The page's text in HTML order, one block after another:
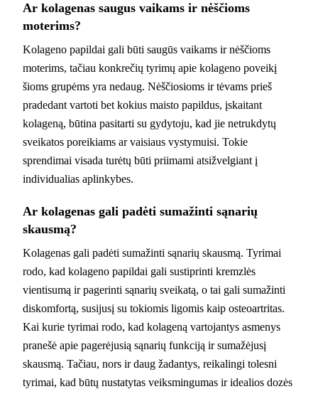
Ar kolagenas saugus vaikams ir nėščioms
moterims?
Kolageno papildai gali būti saugūs vaikams ir nėščioms
moterims, tačiau konkrečių tyrimų apie kolageno poveikį
šioms grupėms yra nedaug. Nėščiosioms ir tėvams prieš
pradedant vartoti bet kokius maisto papildus, įskaitant
kolageną, būtina pasitarti su gydytoju, kad jie netrukdytų
sveikatos poreikiams ar vaisiaus vystymuisi. Tokie
sprendimai visada turėtų būti priimami atsižvelgiant į
individualias aplinkybes.
Ar kolagenas gali padėti sumažinti sąnarių
skausmą?
Kolagenas gali padėti sumažinti sąnarių skausmą. Tyrimai
rodo, kad kolageno papildai gali sustiprinti kremzlės
vientisumą ir pagerinti sąnarių sveikatą, o tai gali sumažinti
diskomfortą, susijusį su tokiomis ligomis kaip osteoartritas.
Kai kurie tyrimai rodo, kad kolageną vartojantys asmenys
pranešė apie pagerėjusią sąnarių funkciją ir sumažėjusį
skausmą. Tačiau, nors ir daug žadantys, reikalingi tolesni
tyrimai, kad būtų nustatytas veiksmingumas ir idealios dozės